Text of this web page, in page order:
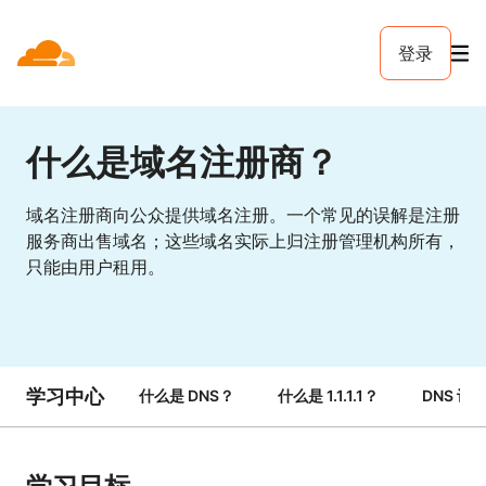
登录
什么是域名注册商？
域名注册商向公众提供域名注册。一个常见的误解是注册
服务商出售域名；这些域名实际上归注册管理机构所有，
只能由用户租用。
学习中心 什么是 DNS？ 什么是 1.1.1.1？ DNS 记录